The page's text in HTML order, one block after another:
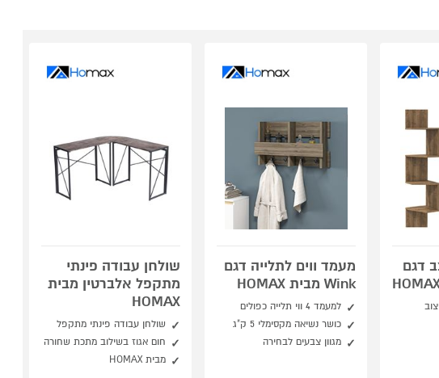
דגם
מעמד ווים לתלייה דגם
Wink מבית HOMAX
למעמד 4 ווי תלייה כפולים
כושר נשיאה מקסימלי 5 ק"ג
מגוון צבעים לבחירה
שולחן עבודה פינתי
מתקפל אלברטין מבית
HOMAX
שולחן עבודה פינתי מתקפל
חום אגוז בשילוב מתכת שחורה
מבית HOMAX